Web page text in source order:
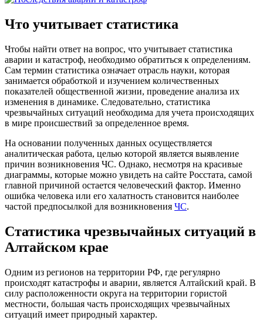
Что учитывает статистика
Чтобы найти ответ на вопрос, что учитывает статистика
аварии и катастроф, необходимо обратиться к определениям.
Сам термин статистика означает отрасль науки, которая
занимается обработкой и изучением количественных
показателей общественной жизни, проведение анализа их
изменения в динамике. Следовательно, статистика
чрезвычайных ситуаций необходима для учета происходящих
в мире происшествий за определенное время.
На основании полученных данных осуществляется
аналитическая работа, целью которой является выявление
причин возникновения ЧС. Однако, несмотря на красивые
диаграммы, которые можно увидеть на сайте Росстата, самой
главной причиной остается человеческий фактор. Именно
ошибка человека или его халатность становится наиболее
частой предпосылкой для возникновения ЧС.
Статистика чрезвычайных ситуаций в
Алтайском крае
Одним из регионов на территории РФ, где регулярно
происходят катастрофы и аварии, является Алтайский край. В
силу расположенности округа на территории гористой
местности, большая часть происходящих чрезвычайных
ситуаций имеет природный характер.